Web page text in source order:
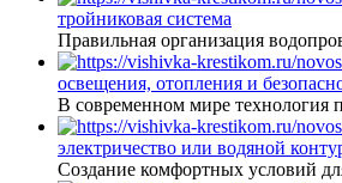
тройниковая система
Правильная организация
освещения, отопления и
В современном мире технология
электричество или водяной
Создание комфортных условий